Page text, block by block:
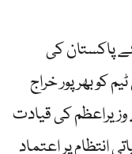
پاکستان کی
کو بھرپور خراج
وزیراعظم کی قیادت
انتظام پر اعتماد